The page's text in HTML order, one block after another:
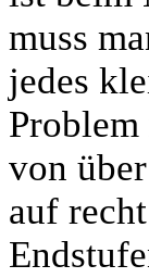
muss
jedes
von
auf